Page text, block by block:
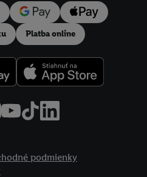
Platba online
podmienky
Kliknutím na "Súhlasím
na všetky vyššie uvedené účely.
o dobe uchovávania
odvolať súhlas s účinnosťou
zásadách ochrany osobných